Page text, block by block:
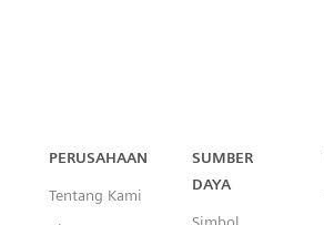
Capital™ X Panel Designer
PERUSAHAAN
Tentang Kami
SUMBER
DAYA